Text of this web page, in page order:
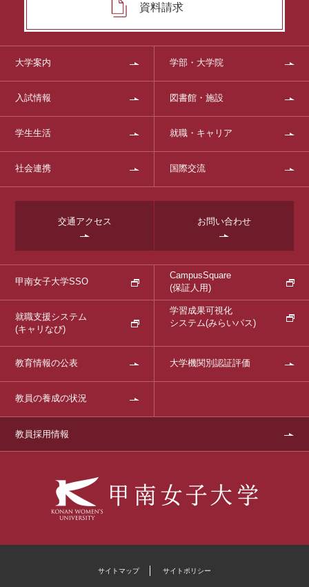
資料請求
大学案内 学部・大学院
入試情報 図書館・施設
学生生活 就職・キャリア
社会連携 国際交流
交通アクセス お問い合わせ
甲南女子大学SSO
CampusSquare
(保証人用)
就職支援システム
(キャリなび)
学習成果可視化
システム(みらいパス)
教育情報の公表 大学機関別認証評価
教員の養成の状況
教員採用情報
サイトマップ サイトポリシー